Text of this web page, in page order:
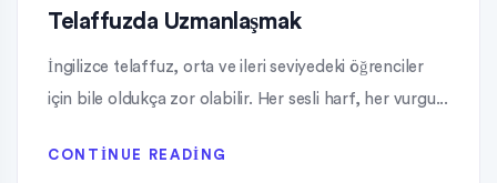
Telaffuzda Uzmanlaşmak
İngilizce telaffuz, orta ve ileri seviyedeki öğrenciler
için bile oldukça zor olabilir. Her sesli harf, her vurgu...
CONTINUE READING